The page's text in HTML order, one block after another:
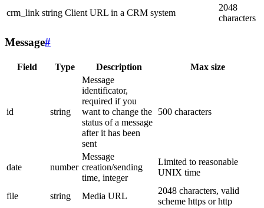
crm_link string Client URL in a CRM system
2048
characters
Message#
Field Type Description Max size
id string
Message
identificator,
required if you
want to change the
status of a message
after it has been
sent
500 characters
date number
Message
creation/sending
time, integer
Limited to reasonable
UNIX time
file string Media URL
2048 characters, valid
scheme https or http